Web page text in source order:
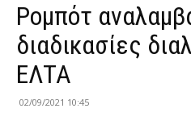
Ρομπότ
διαδικασίες
ΕΛΤΑ
02/09/2021 10:45